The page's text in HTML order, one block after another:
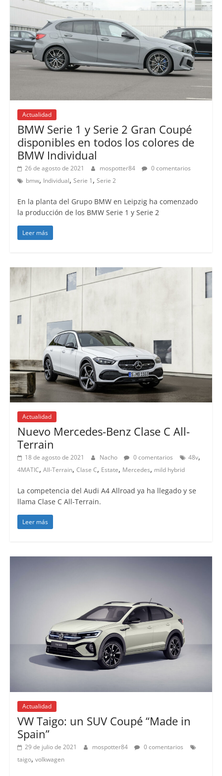
Actualidad
BMW Serie 1 y Serie 2 Gran Coupé
disponibles en todos los colores de
BMW Individual
26 de agosto de 2021 mospotter84
0 comentarios
bmw, Individual, Serie 1, Serie 2
En la planta del Grupo BMW en Leipzig ha comenzado
la producción de los BMW Serie 1 y Serie 2
Leer más
Actualidad
Nuevo Mercedes-Benz Clase C All-
Terrain
18 de agosto de 2021 Nacho 0 comentarios 48v,
4MATIC, All-Terrain, Clase C, Estate, Mercedes, mild hybrid
La competencia del Audi A4 Allroad ya ha llegado y se
llama Clase C All-Terrain.
Leer más
Actualidad
VW Taigo: un SUV Coupé “Made in
Spain”
29 de julio de 2021 mospotter84
0 comentarios
taigo, volkwagen